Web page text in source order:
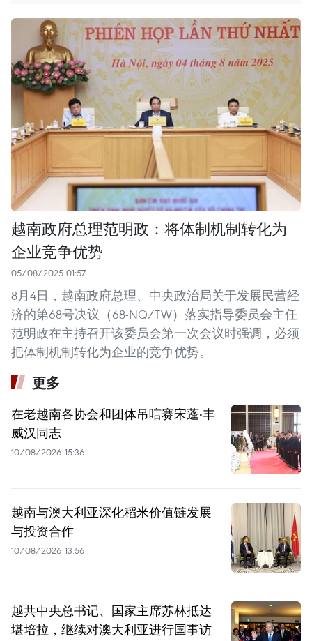
越南政府总理范明政：将体制机制转化为
企业竞争优势
05/08/2025 01:57
8月4日，越南政府总理、中央政治局关于发展民营经
济的第68号决议（68-NQ/TW）落实指导委员会主任
范明政在主持召开该委员会第一次会议时强调，必须
把体制机制转化为企业的竞争优势。
更多
在老越南各协会和团体吊唁赛宋蓬·丰
威汉同志
10/08/2026 15:36
越南与澳大利亚深化稻米价值链发展
与投资合作
10/08/2026 13:56
越共中央总书记、国家主席苏林抵达
堪培拉，继续对澳大利亚进行国事访